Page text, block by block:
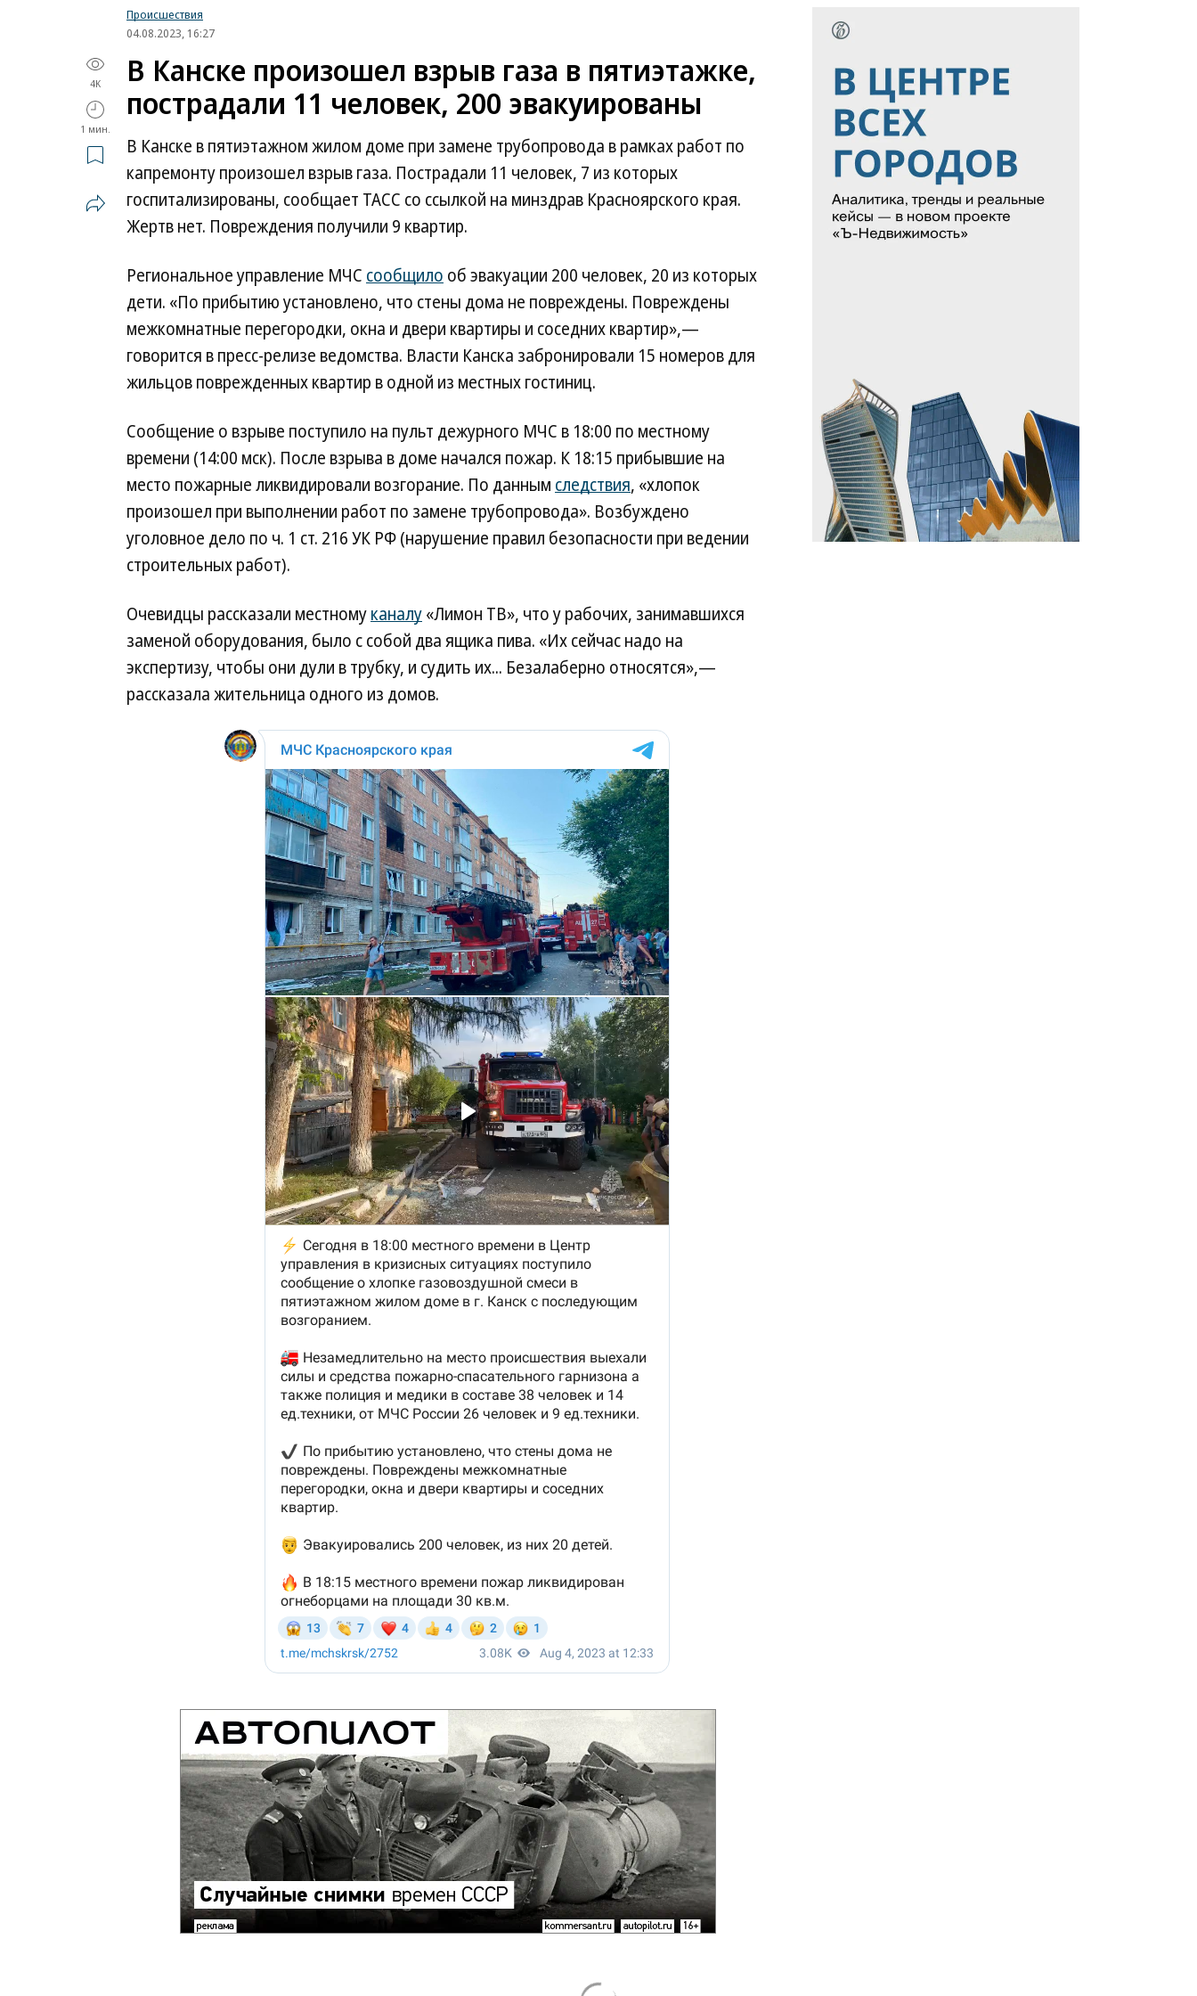
Происшествия
04.08.2023, 16:27
4K
1 мин.
В Канске произошел взрыв газа в пятиэтажке,
пострадали 11 человек, 200 эвакуированы
В Канске в пятиэтажном жилом доме при замене трубопровода в рамках работ по
капремонту произошел взрыв газа. Пострадали 11 человек, 7 из которых
госпитализированы, сообщает ТАСС со ссылкой на минздрав Красноярского края.
Жертв нет. Повреждения получили 9 квартир.
Региональное управление МЧС сообщило об эвакуации 200 человек, 20 из которых
дети. «По прибытию установлено, что стены дома не повреждены. Повреждены
межкомнатные перегородки, окна и двери квартиры и соседних квартир»,—
говорится в пресс-релизе ведомства. Власти Канска забронировали 15 номеров для
жильцов поврежденных квартир в одной из местных гостиниц.
Сообщение о взрыве поступило на пульт дежурного МЧС в 18:00 по местному
времени (14:00 мск). После взрыва в доме начался пожар. К 18:15 прибывшие на
место пожарные ликвидировали возгорание. По данным следствия, «хлопок
произошел при выполнении работ по замене трубопровода». Возбуждено
уголовное дело по ч. 1 ст. 216 УК РФ (нарушение правил безопасности при ведении
строительных работ).
Очевидцы рассказали местномуканалу«Лимон ТВ», что у рабочих, занимавшихся
заменой оборудования, было с собой два ящика пива. «Их сейчас надо на
экспертизу, чтобы они дули в трубку, и судить их... Безалаберно относятся»,—
рассказала жительница одного из домов.